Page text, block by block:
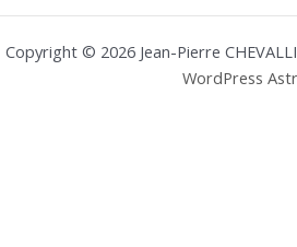
Copyright © 2026 Jean-Pierre
WordPress